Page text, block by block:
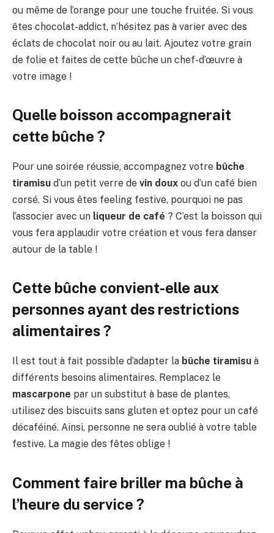
ou même de l’orange pour une touche fruitée. Si vous
êtes chocolat-addict, n’hésitez pas à varier avec des
éclats de chocolat noir ou au lait. Ajoutez votre grain
de folie et faites de cette bûche un chef-d’œuvre à
votre image !
Quelle boisson accompagnerait
cette bûche ?
Pour une soirée réussie, accompagnez votre bûche
tiramisu d’un petit verre de vin doux ou d’un café bien
corsé. Si vous êtes feeling festive, pourquoi ne pas
l’associer avec un liqueur de café ? C’est la boisson qui
vous fera applaudir votre création et vous fera danser
autour de la table !
Cette bûche convient-elle aux
personnes ayant des restrictions
alimentaires ?
Il est tout à fait possible d’adapter la bûche tiramisu à
différents besoins alimentaires. Remplacez le
mascarpone par un substitut à base de plantes,
utilisez des biscuits sans gluten et optez pour un café
décaféiné. Ainsi, personne ne sera oublié à votre table
festive. La magie des fêtes oblige !
Comment faire briller ma bûche à
l’heure du service ?